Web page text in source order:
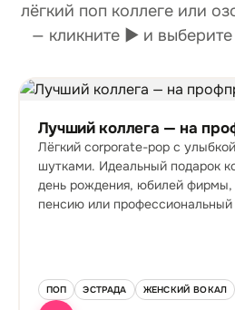
лёгкий поп коллеге или
— кликните ▶ и
Лучший коллега — на
Лёгкий corporate-pop с
шутками. Идеальный подарок
день рождения, юбилей фирмы,
пенсию или профессиональный
ПОП ЭСТРАДА ЖЕНСКИЙ ВОКАЛ